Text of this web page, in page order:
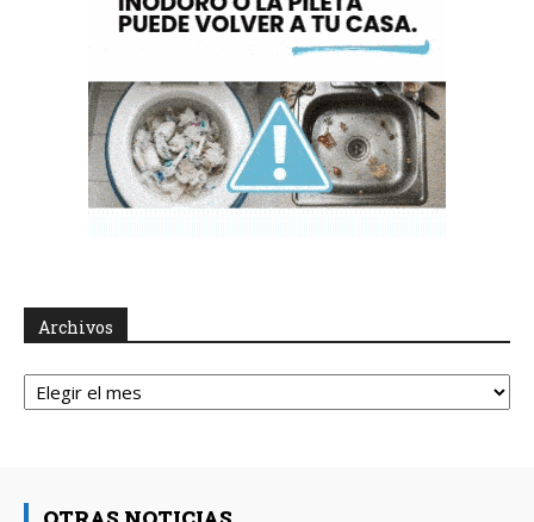
Archivos
Archivos